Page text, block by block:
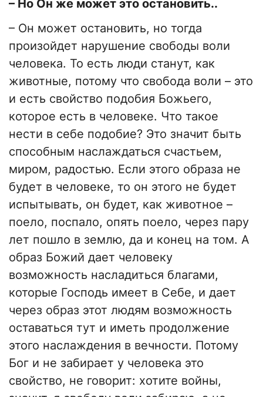
– Но Он же может это остановить..
– Он может остановить, но тогда
произойдет нарушение свободы воли
человека. То есть люди станут, как
животные, потому что свобода воли – это
и есть свойство подобия Божьего,
которое есть в человеке. Что такое
нести в себе подобие? Это значит быть
способным наслаждаться счастьем,
миром, радостью. Если этого образа не
будет в человеке, то он этого не будет
испытывать, он будет, как животное –
поело, поспало, опять поело, через пару
лет пошло в землю, да и конец на том. А
образ Божий дает человеку
возможность насладиться благами,
которые Господь имеет в Себе, и дает
через образ этот людям возможность
оставаться тут и иметь продолжение
этого наслаждения в вечности. Потому
Бог и не забирает у человека это
свойство, не говорит: хотите войны,